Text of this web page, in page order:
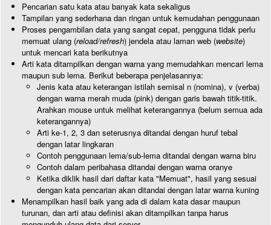
Pencarian satu kata atau banyak kata sekaligus
Tampilan yang sederhana dan ringan untuk kemudahan penggunaan
Proses pengambilan data yang sangat cepat, pengguna tidak perlu
memuat ulang (reload/refresh) jendela atau laman web (website)
untuk mencari kata berikutnya
Arti kata ditampilkan dengan warna yang memudahkan mencari lema
maupun sub lema. Berikut beberapa penjelasannya:
Jenis kata atau keterangan istilah semisal n (nomina), v (verba)
dengan warna merah muda (pink) dengan garis bawah titik-titik.
Arahkan mouse untuk melihat keterangannya (belum semua ada
keterangannya)
Arti ke-1, 2, 3 dan seterusnya ditandai dengan huruf tebal
dengan latar lingkaran
Contoh penggunaan lema/sub-lema ditandai dengan warna biru
Contoh dalam peribahasa ditandai dengan warna oranye
Ketika diklik hasil dari daftar kata "Memuat", hasil yang sesuai
dengan kata pencarian akan ditandai dengan latar warna kuning
Menampilkan hasil baik yang ada di dalam kata dasar maupun
turunan, dan arti atau definisi akan ditampilkan tanpa harus